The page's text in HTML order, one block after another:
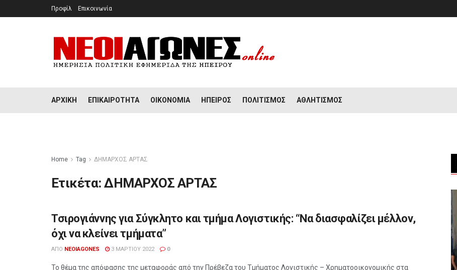
Προφίλ Επικοινωνία
ΑΡΧΙΚΉ ΕΠΙΚΑΙΡΌΤΗΤΑ ΟΙΚΟΝΟΜΊΑ ΉΠΕΙΡΟΣ ΠΟΛΙΤΙΣΜΌΣ ΑΘΛΗΤΙΣΜΌΣ
Home Tag ΔΗΜΑΡΧΟΣ ΑΡΤΑΣ
Ετικέτα:ΔΗΜΑΡΧΟΣ ΑΡΤΑΣ
ΉΠΕΙΡΟΣ
Τσιρογιάννης για Σύγκλητο και τμήμα Λογιστικής: “Να διασφαλίζει μέλλον,
όχι να κλείνει τμήματα”
ΑΠΌ NEOIAGONES 3 ΜΑΡΤΊΟΥ 2022 0
Το θέμα της απόφασης της μεταφοράς από την Πρέβεζα του Τμήματος Λογιστικής – Χρηματοοικονομικής στα